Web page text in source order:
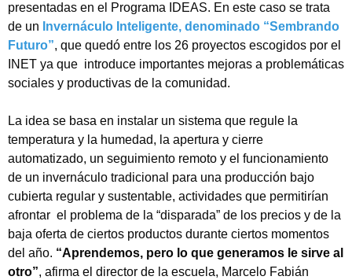
presentadas en el Programa IDEAS. En este caso se trata
de un Invernáculo Inteligente, denominado “Sembrando
Futuro”, que quedó entre los 26 proyectos escogidos por el
INET ya que introduce importantes mejoras a problemáticas
sociales y productivas de la comunidad.
La idea se basa en instalar un sistema que regule la
temperatura y la humedad, la apertura y cierre
automatizado, un seguimiento remoto y el funcionamiento
de un invernáculo tradicional para una producción bajo
cubierta regular y sustentable, actividades que permitirían
afrontar el problema de la “disparada” de los precios y de la
baja oferta de ciertos productos durante ciertos momentos
del año. “Aprendemos, pero lo que generamos le sirve al
otro”, afirma el director de la escuela, Marcelo Fabián